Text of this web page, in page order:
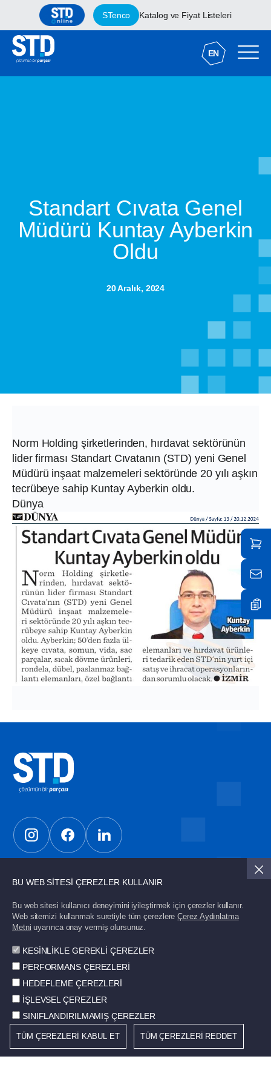
STenco Katalog ve Fiyat Listeleri
EN
Standart Cıvata Genel
Müdürü Kuntay Ayberkin
Oldu
20 Aralık, 2024
Norm Holding şirketlerinden, hırdavat sektörünün
lider firması Standart Cıvatanın (STD) yeni Genel
Müdürü inşaat malzemeleri sektöründe 20 yılı aşkın
tecrübeye sahip Kuntay Ayberkin oldu.
Dünya
Güncel gelişmelerden haberdar olmak için üye
© 2026 STD. Tüm hakları saklıdır.
Çerez Politikası
BU WEB SİTESİ ÇEREZLER KULLANIR
Bu web sitesi kullanıcı deneyimini iyileştirmek için çerezler kullanır.
Web sitemizi kullanmak suretiyle tüm çerezlereÇerez Aydınlatma
Metni uyarınca onay vermiş olursunuz.
KESİNLİKLE GEREKLİ ÇEREZLER
PERFORMANS ÇEREZLERİ
HEDEFLEME ÇEREZLERİ
İŞLEVSEL ÇEREZLER
SINIFLANDIRILMAMIŞ ÇEREZLER
TÜM ÇEREZLERİ KABUL ET TÜM ÇEREZLERİ REDDET